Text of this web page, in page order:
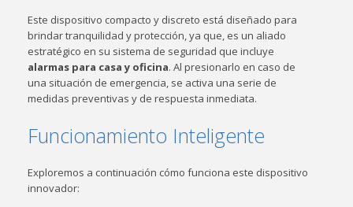
Este dispositivo compacto y discreto está diseñado para
brindar tranquilidad y protección, ya que, es un aliado
estratégico en su sistema de seguridad que incluye
alarmas para casa y oficina. Al presionarlo en caso de
una situación de emergencia, se activa una serie de
medidas preventivas y de respuesta inmediata.
Funcionamiento Inteligente
Exploremos a continuación cómo funciona este dispositivo
innovador: